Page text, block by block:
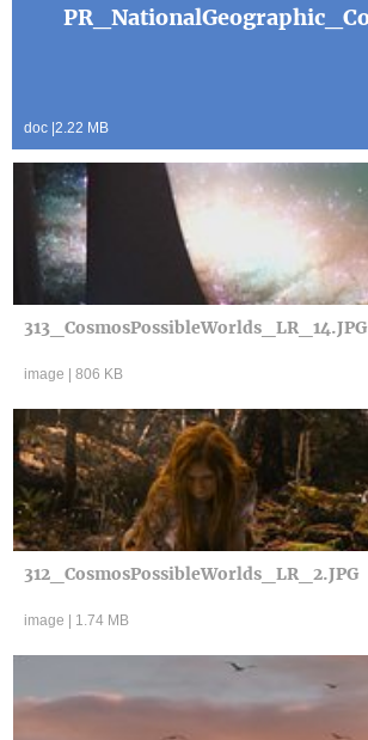
doc |2.22 MB
313_CosmosPossibleWorlds_LR_14.JPG
image | 806 KB
312_CosmosPossibleWorlds_LR_2.JPG
image | 1.74 MB